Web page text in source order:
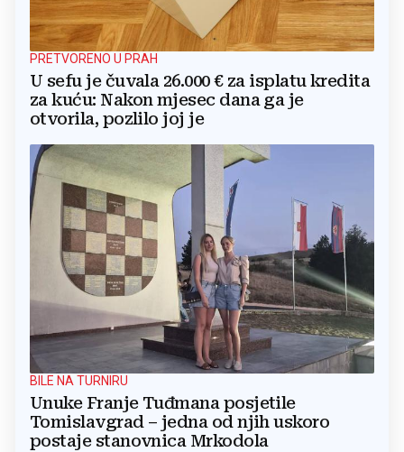
PRETVORENO U PRAH
U sefu je čuvala 26.000 € za isplatu kredita
za kuću: Nakon mjesec dana ga je
otvorila, pozlilo joj je
BILE NA TURNIRU
Unuke Franje Tuđmana posjetile
Tomislavgrad – jedna od njih uskoro
postaje stanovnica Mrkodola